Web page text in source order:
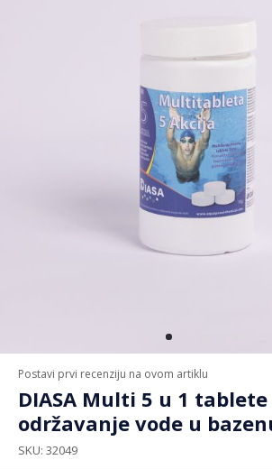
Postavi prvi recenziju na ovom artiklu
DIASA Multi 5 u 1 tablete
održavanje vode u
SKU 32049